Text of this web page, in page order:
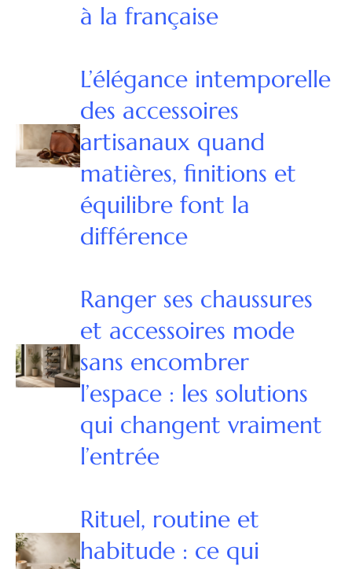
à la française
L’élégance intemporelle
des accessoires
artisanaux quand
matières, finitions et
équilibre font la
différence
Ranger ses chaussures
et accessoires mode
sans encombrer
l’espace : les solutions
qui changent vraiment
l’entrée
Rituel, routine et
habitude : ce qui